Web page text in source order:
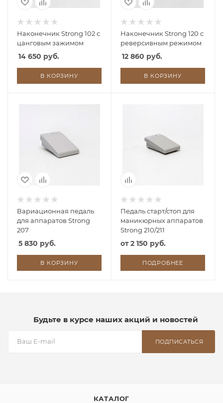
Наконечник Strong 102 с
цанговым зажимом
14 650 руб.
В КОРЗИНУ
Наконечник Strong 120 с
реверсивным режимом
12 860 руб.
В КОРЗИНУ
Вариационная педаль
для аппаратов Strong
207
5 830 руб.
В КОРЗИНУ
Педаль старт/стоп для
маникюрных аппаратов
Strong 210/211
от2 150 руб.
ПОДРОБНЕЕ
Будьте в курсе наших акций и новостей
ПОДПИСАТЬСЯ
КАТАЛОГ